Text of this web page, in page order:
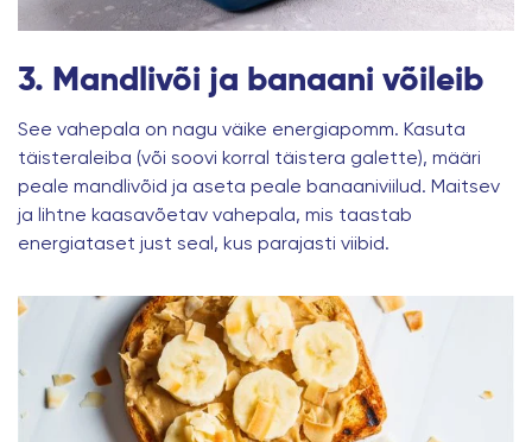
3. Mandlivõi ja banaani võileib
See vahepala on nagu väike energiapomm. Kasuta
täisteraleiba (või soovi korral täistera galette), määri
peale mandlivõid ja aseta peale banaaniviilud. Maitsev
ja lihtne kaasavõetav vahepala, mis taastab
energiataset just seal, kus parajasti viibid.